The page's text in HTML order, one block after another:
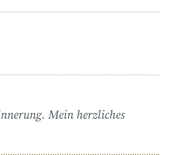
Mein herzliches